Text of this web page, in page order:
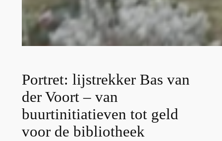
Portret: lijstrekker Bas van
der Voort – van
buurtinitiatieven tot geld
voor de bibliotheek